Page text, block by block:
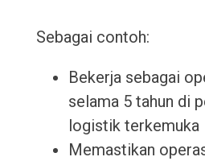
Sebagai contoh:
Bekerja sebagai
selama 5 tahun di
logistik terkemuka
Memastikan